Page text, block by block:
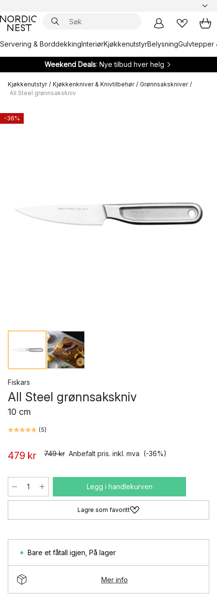
Servering & BorddekkingInteriørKjøkkenutstyrBelysningGulvtepper
Weekend Deals: Nye tilbud hver helg
Kjøkkenutstyr / Kjøkkenkniver & Knivtilbehør / Grønnsakskniver /
All Steel grønnsakskniv
-36%
Fiskars
All Steel grønnsakskniv
10 cm
(5)
479 kr 749 kr Anbefalt pris. inkl. mva (-36%)
Legg i handlekurven
Lagre som favoritt
Bare et fåtall igjen På lager
Mer info